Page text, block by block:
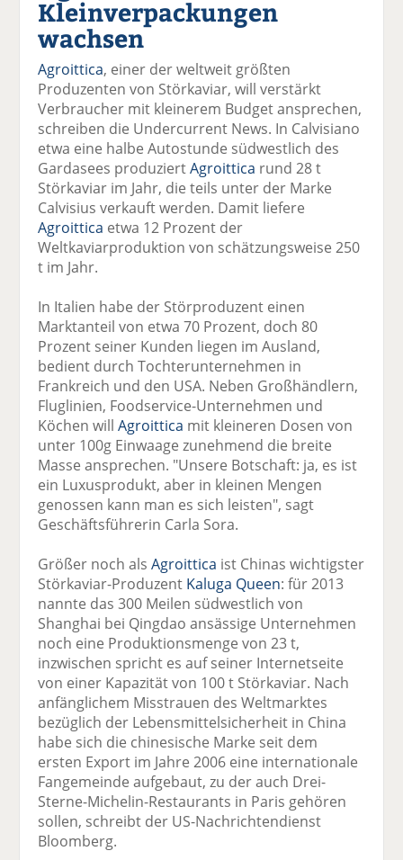
el
a
F
ac
e
b
o
o
k
te
e
n
er
n
n
k
e
di
n
te
n
ai
l
v
se
e
n
Kleinverpackungen
wachsen
Agroittica, einer der weltweit größten
Produzenten von Störkaviar, will verstärkt
Verbraucher mit kleinerem Budget ansprechen,
schreiben die Undercurrent News. In Calvisiano
etwa eine halbe Autostunde südwestlich des
Gardasees produziertAgroittica rund 28 t
Störkaviar im Jahr, die teils unter der Marke
Calvisius verkauft werden. Damit liefere
Agroittica etwa 12 Prozent der
Weltkaviarproduktion von schätzungsweise 250
t im Jahr.
In Italien habe der Störproduzent einen
Marktanteil von etwa 70 Prozent, doch 80
Prozent seiner Kunden liegen im Ausland,
bedient durch Tochterunternehmen in
Frankreich und den USA. Neben Großhändlern,
Fluglinien, Foodservice-Unternehmen und
Köchen willAgroittica mit kleineren Dosen von
unter 100g Einwaage zunehmend die breite
Masse ansprechen. "Unsere Botschaft: ja, es ist
ein Luxusprodukt, aber in kleinen Mengen
genossen kann man es sich leisten", sagt
Geschäftsführerin Carla Sora.
Größer noch alsAgroittica ist Chinas wichtigster
Störkaviar-Produzent Kaluga Queen: für 2013
nannte das 300 Meilen südwestlich von
Shanghai bei Qingdao ansässige Unternehmen
noch eine Produktionsmenge von 23 t,
inzwischen spricht es auf seiner Internetseite
von einer Kapazität von 100 t Störkaviar. Nach
anfänglichem Misstrauen des Weltmarktes
bezüglich der Lebensmittelsicherheit in China
habe sich die chinesische Marke seit dem
ersten Export im Jahre 2006 eine internationale
Fangemeinde aufgebaut, zu der auch Drei-
Sterne-Michelin-Restaurants in Paris gehören
sollen, schreibt der US-Nachrichtendienst
Bloomberg.